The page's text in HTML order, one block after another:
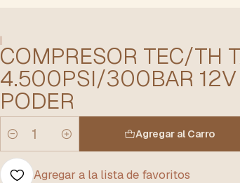
|
COMPRESOR TEC/TH
4.500PSI/300BAR 12V
PODER
Cantidad
Agregar al Carro
Agregar a la lista de favoritos